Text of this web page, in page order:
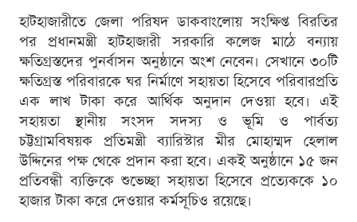
হাটহাজারীতে জেলা পরিষদ ডাকবাংলোয় সংক্ষিপ্ত বিরতির
পর প্রধানমন্ত্রী হাটহাজারী সরকারি কলেজ মাঠে বন্যায়
ক্ষতিগ্রস্তদের পুনর্বাসন অনুষ্ঠানে অংশ নেবেন। সেখানে ৩০টি
ক্ষতিগ্রস্ত পরিবারকে ঘর নির্মাণে সহায়তা হিসেবে পরিবারপ্রতি
এক লাখ টাকা করে আর্থিক অনুদান দেওয়া হবে। এই
সহায়তা স্থানীয় সংসদ সদস্য ও ভূমি ও পার্বত্য
চট্টগ্রামবিষয়ক প্রতিমন্ত্রী ব্যারিস্টার মীর মোহাম্মদ হেলাল
উদ্দিনের পক্ষ থেকে প্রদান করা হবে। একই অনুষ্ঠানে ১৫ জন
প্রতিবন্ধী ব্যক্তিকে শুভেচ্ছা সহায়তা হিসেবে প্রত্যেককে ১০
হাজার টাকা করে দেওয়ার কর্মসূচিও রয়েছে।